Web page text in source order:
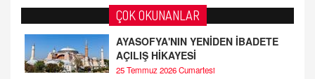
ÇOK OKUNANLAR
AYASOFYA'NIN YENİDEN İBADETE
AÇILIŞ HİKAYESİ
25 Temmuz 2026 Cumartesi